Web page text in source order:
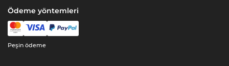
Ödeme yöntemleri
Peşin ödeme